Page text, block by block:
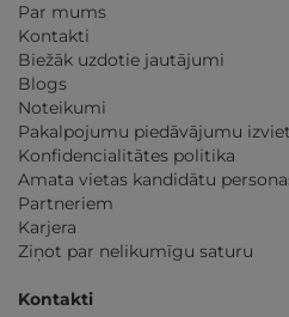
Par mums
Kontakti
Biežāk uzdotie jautājumi
Blogs
Noteikumi
Pakalpojumu piedāvājumu
Konfidencialitātes politika
Amata vietas kandidātu
Partneriem
Karjera
Ziņot par nelikumīgu saturu
Kontakti